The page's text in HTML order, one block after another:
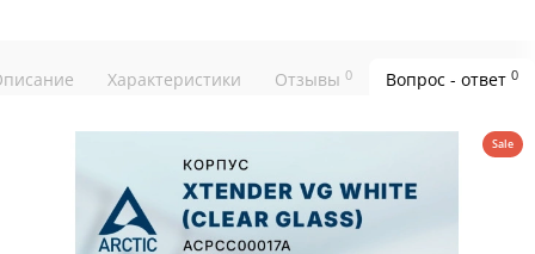
Характеристики Отзывы 0 Вопрос - ответ 0
Sale